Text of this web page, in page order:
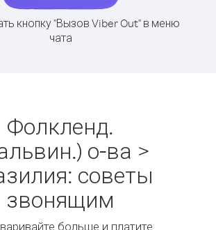
кнопку "Вызов Viber Out" в меню
чата
Фолкленд.
о-ва >
советы
звонящим
больше и платите